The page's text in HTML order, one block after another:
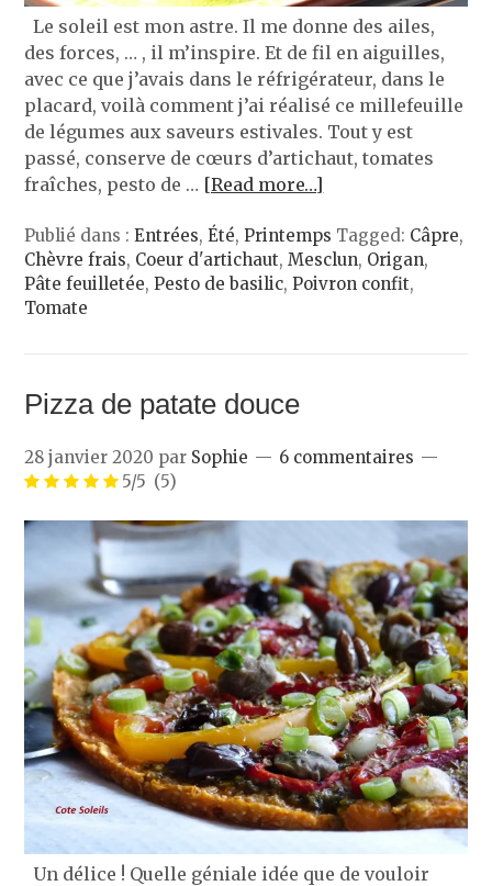
Le soleil est mon astre. Il me donne des ailes,
des forces, … , il m’inspire. Et de fil en aiguilles,
avec ce que j’avais dans le réfrigérateur, dans le
placard, voilà comment j’ai réalisé ce millefeuille
de légumes aux saveurs estivales. Tout y est
passé, conserve de cœurs d’artichaut, tomates
fraîches, pesto de … [Read more…]
Publié dans :Entrées,Été,Printemps Tagged: Câpre,
Chèvre frais, Coeur d'artichaut,Mesclun, Origan,
Pâte feuilletée,Pesto de basilic,Poivron confit,
Tomate
Pizza de patate douce
28 janvier 2020 par Sophie
6 commentaires
5/5 (5)
Un délice ! Quelle géniale idée que de vouloir